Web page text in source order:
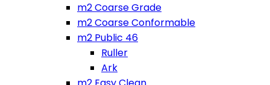
m2 Coarse Grade
m2 Coarse Conformable
m2 Public 46
Ruller
Ark